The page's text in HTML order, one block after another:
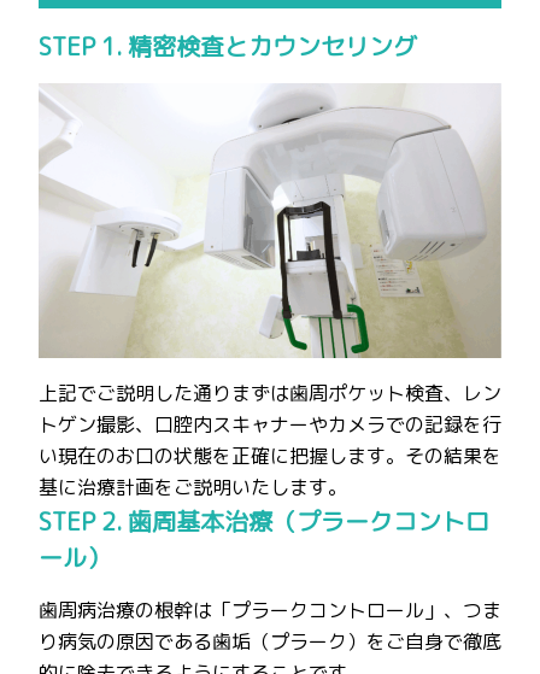
STEP 1. 精密検査とカウンセリング
上記でご説明した通りまずは歯周ポケット検査、レン
トゲン撮影、口腔内スキャナーやカメラでの記録を行
い現在のお口の状態を正確に把握します。その結果を
基に治療計画をご説明いたします。
STEP 2. 歯周基本治療（プラークコントロ
ール）
歯周病治療の根幹は「プラークコントロール」、つま
り病気の原因である歯垢（プラーク）をご自身で徹底